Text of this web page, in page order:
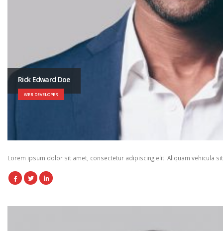
Rick Edward Doe
WEB DEVELOPER
Lorem ipsum dolor sit amet, consectetur adipiscing elit. Aliquam vehicula